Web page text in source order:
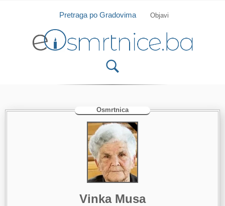
Isprobajte našu Android i IOS aplikaciju
Pretraga po Gradovima Objavi
Osmrtnica
Vinka Musa